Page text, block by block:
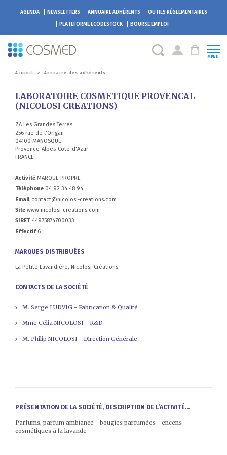
AGENDA NEWSLETTERS ANNUAIRE ADHÉRENTS
OUTILS RÉGLEMENTAIRES
PLATEFORMEECODESTOCK BOURSE EMPLOI
MENU
Accueil > Annuaire des adhérents
LABORATOIRE COSMETIQUE PROVENCAL
(NICOLOSI CREATIONS)
ZA Les Grandes Terres
256 rue de l'Origan
04100 MANOSQUE
Provence-Alpes-Cote-d'Azur
FRANCE
Activité MARQUE PROPRE
Téléphone 04 92 34 48 94
Email contact@nicolosi-creations.com
Site www.nicolosi-creations.com
SIRET 44975874700033
Effectif6
MARQUES DISTRIBUÉES
La Petite Lavandière, Nicolosi-Créations
CONTACTS DE LA SOCIÉTÉ
M. Serge LUDVIG - Fabrication & Qualité
Mme Célia NICOLOSI - R&D
M. Philip NICOLOSI - Direction Générale
PRÉSENTATION DE LA SOCIÉTÉ, DESCRIPTION DE L’ACTIVITÉ...
Parfums, parfum ambiance - bougies parfumées - encens -
cosmétiques à la lavande